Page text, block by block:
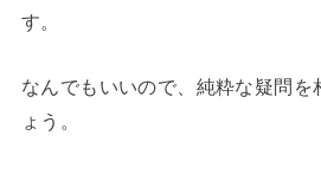
す。
なんでもいいので、純粋な疑問を
ょう。